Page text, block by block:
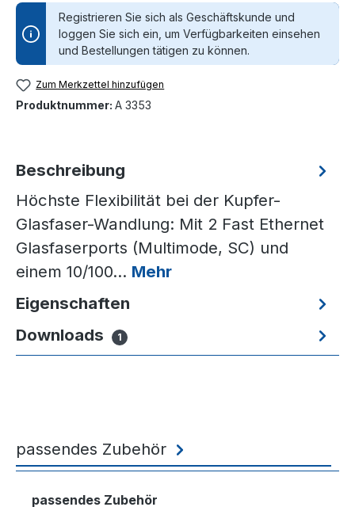
Registrieren Sie sich als Geschäftskunde und
loggen Sie sich ein, um Verfügbarkeiten einsehen
und Bestellungen tätigen zu können.
Zum Merkzettel hinzufügen
Produktnummer: A 3353
Beschreibung
Höchste Flexibilität bei der Kupfer-
Glasfaser-Wandlung: Mit 2 Fast Ethernet
Glasfaserports (Multimode, SC) und
einem 10/100… Mehr
Eigenschaften
Downloads
1
passendes Zubehör
Produktgalerie überspringen
passendes Zubehör